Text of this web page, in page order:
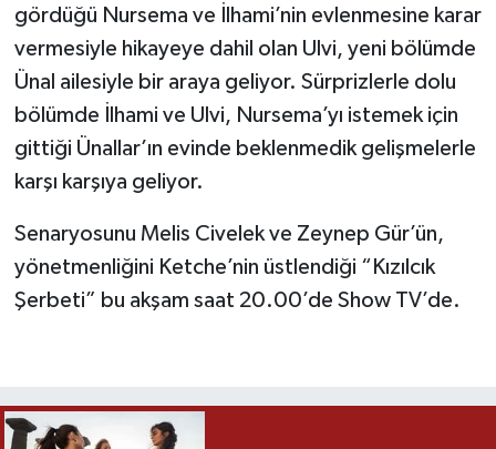
gördüğü Nursema ve İlhami’nin evlenmesine karar
vermesiyle hikayeye dahil olan Ulvi, yeni bölümde
Ünal ailesiyle bir araya geliyor. Sürprizlerle dolu
bölümde İlhami ve Ulvi, Nursema’yı istemek için
gittiği Ünallar’ın evinde beklenmedik gelişmelerle
karşı karşıya geliyor.
Senaryosunu Melis Civelek ve Zeynep Gür’ün,
yönetmenliğini Ketche’nin üstlendiği “Kızılcık
Şerbeti” bu akşam saat 20.00’de Show TV’de.